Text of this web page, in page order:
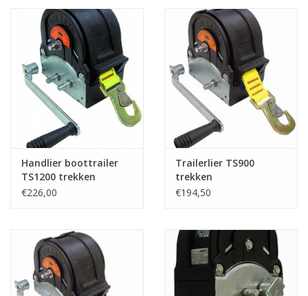
Handlier boottrailer
TS1200 trekken
€226,00
Trailerlier TS900
trekken
€194,50